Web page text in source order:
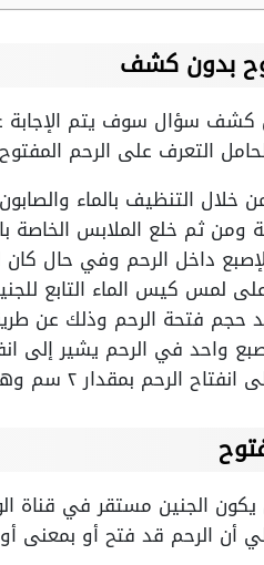
بدون كشف
سؤال سوف يتم الإجابة
التعرف على الرحم
خلال التنظيف بالماء
ومن ثم خلع الملابس الخاصة
داخل الرحم وفي حال
لمس كيس الماء التابع
حجم فتحة الرحم وذلك عن
في الرحم يشير إلى انفتاح
الرحم بمقدار ٢ سم وهكذا.
الجنين مستقر في قناة
أن الرحم قد فتح أو